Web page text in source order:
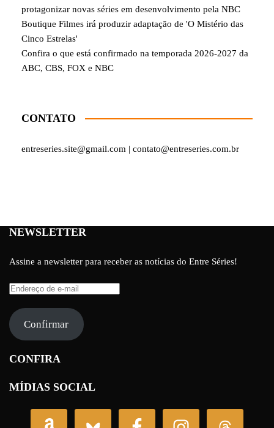
protagonizar novas séries em desenvolvimento pela NBC
Boutique Filmes irá produzir adaptação de 'O Mistério das
Cinco Estrelas'
Confira o que está confirmado na temporada 2026-2027 da
ABC, CBS, FOX e NBC
CONTATO
entreseries.site@gmail.com | contato@entreseries.com.br
NEWSLETTER
Assine a newsletter para receber as notícias do Entre Séries!
Endereço
e-
mail
Confirmar
CONFIRA
MÍDIAS SOCIAL